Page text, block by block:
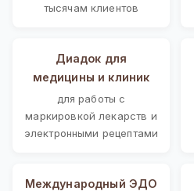
тысячам клиентов
Диадок для
медицины и клиник
для работы с
маркировкой лекарств и
электронными рецептами
Международный ЭДО